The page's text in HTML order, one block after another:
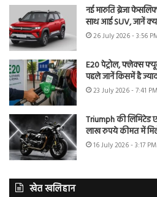
नई मारुति ब्रेजा
साथ आई SUV, जानें
26 July 2026 - 3:56
E20 पेट्रोल, फ्लेक्स
पहले जानें किसमें है
23 July 2026 - 7:41 PM
Triumph की लिमिटेड
लाख रुपये कीमत में
16 July 2026 - 3:17 PM
खेत खलिहान